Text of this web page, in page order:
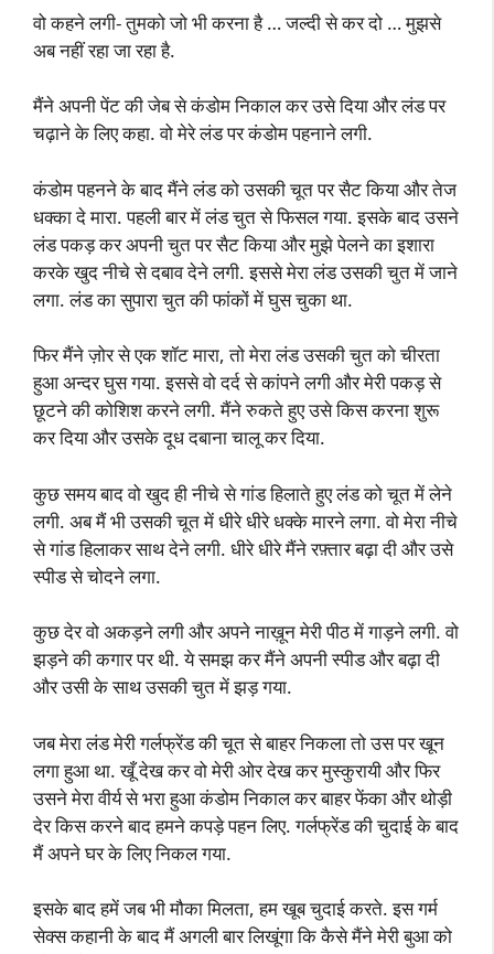
वो कहने लगी- तुमको जो भी करना है … जल्दी से कर दो … मुझसे
अब नहीं रहा जा रहा है.
मैंने अपनी पेंट की जेब से कंडोम निकाल कर उसे दिया और लंड पर
चढ़ाने के लिए कहा. वो मेरे लंड पर कंडोम पहनाने लगी.
कंडोम पहनने के बाद मैंने लंड को उसकी चूत पर सैट किया और तेज
धक्का दे मारा. पहली बार में लंड चुत से फिसल गया. इसके बाद उसने
लंड पकड़ कर अपनी चुत पर सैट किया और मुझे पेलने का इशारा
करके खुद नीचे से दबाव देने लगी. इससे मेरा लंड उसकी चुत में जाने
लगा. लंड का सुपारा चुत की फांकों में घुस चुका था.
फिर मैंने ज़ोर से एक शॉट मारा, तो मेरा लंड उसकी चुत को चीरता
हुआ अन्दर घुस गया. इससे वो दर्द से कांपने लगी और मेरी पकड़ से
छूटने की कोशिश करने लगी. मैंने रुकते हुए उसे किस करना शुरू
कर दिया और उसके दूध दबाना चालू कर दिया.
कुछ समय बाद वो खुद ही नीचे से गांड हिलाते हुए लंड को चूत में लेने
लगी. अब मैं भी उसकी चूत में धीरे धीरे धक्के मारने लगा. वो मेरा नीचे
से गांड हिलाकर साथ देने लगी. धीरे धीरे मैंने रफ़्तार बढ़ा दी और उसे
स्पीड से चोदने लगा.
कुछ देर वो अकड़ने लगी और अपने नाख़ून मेरी पीठ में गाड़ने लगी. वो
झड़ने की कगार पर थी. ये समझ कर मैंने अपनी स्पीड और बढ़ा दी
और उसी के साथ उसकी चुत में झड़ गया.
जब मेरा लंड मेरी गर्लफ्रेंड की चूत से बाहर निकला तो उस पर खून
लगा हुआ था. खूँ देख कर वो मेरी ओर देख कर मुस्कुरायी और फिर
उसने मेरा वीर्य से भरा हुआ कंडोम निकाल कर बाहर फेंका और थोड़ी
देर किस करने बाद हमने कपड़े पहन लिए. गर्लफ्रेंड की चुदाई के बाद
मैं अपने घर के लिए निकल गया.
इसके बाद हमें जब भी मौका मिलता, हम खूब चुदाई करते. इस गर्म
सेक्स कहानी के बाद मैं अगली बार लिखूंगा कि कैसे मैंने मेरी बुआ को